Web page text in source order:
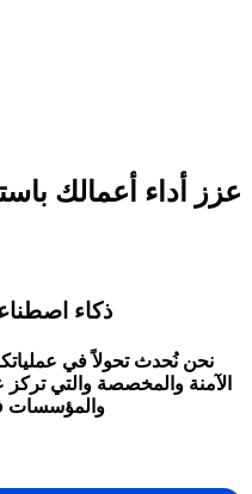
عزز أداء أعمالك
ذكاء
نحن نُحدث تحولاً في
الآمنة والمخصصة والتي
والمؤسسات